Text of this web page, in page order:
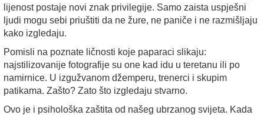
lijenost postaje novi znak privilegije. Samo zaista uspješni
ljudi mogu sebi priuštiti da ne žure, ne paniče i ne razmišljaju
kako izgledaju.
Pomisli na poznate ličnosti koje paparaci slikaju:
najstilizovanije fotografije su one kad idu u teretanu ili po
namirnice. U izgužvanom džemperu, trenerci i skupim
patikama. Zašto? Zato što izgledaju stvarno.
Ovo je i psihološka zaštita od našeg ubrzanog svijeta. Kada